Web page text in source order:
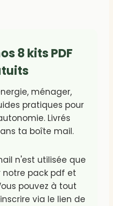
8 kits PDF
ménager,
pratiques pour
Livrés
ta boîte mail.
n'est utilisée que
notre pack pdf et
pouvez à tout
via le lien de